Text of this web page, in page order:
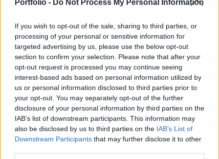
Portfolio - Do Not Process My Personal Information
If you wish to opt-out of the sale, sharing to third parties, or
processing of your personal or sensitive information for
targeted advertising by us, please use the below opt-out
section to confirm your selection. Please note that after your
opt-out request is processed you may continue seeing
interest-based ads based on personal information utilized by
us or personal information disclosed to third parties prior to
your opt-out. You may separately opt-out of the further
disclosure of your personal information by third parties on the
IAB’s list of downstream participants. This information may
also be disclosed by us to third parties on the IAB’s List of
Downstream Participants that may further disclose it to other
A társaság 3. negyedéves nettó eredménye 1.16 milliárd
dollár lett, amely jelentős növekedésnek felel meg a tavalyi
év hasonló időszakának 1.07 milliárdos értékéhez képest.
Az árbevétel 5.32 milliárd dollárra növekedett.A Coca-Cola
főleg Észak-Amerikában nyújtott igen jó teljesítményt, ahol
értékesítéseit jelentősen megnövelte a vanília ízű kóla és a
citromos...
KEDVES OLVASÓNK!
A keresett cikk a portfolio.hu hírarchívumához